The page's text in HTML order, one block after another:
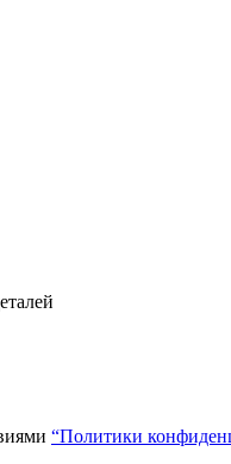
“Политики